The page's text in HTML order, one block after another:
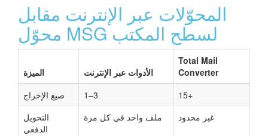
المحوّلات عبر الإنترنت مقابل
محوّل MSG لسطح المكتب
الميزة الأدوات عبر الإنترنت
Total Mail
Converter
صيغ الإخراج
1–3
15+
التحويل
الدفعي
ملف واحد في كل مرة غير محدود